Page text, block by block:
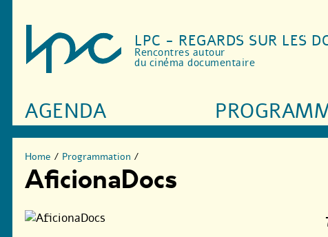
LPC - REGARDS SUR LES
Rencontres autour
du cinéma documentaire
AGENDA
Home / Programmation /
AficionaDocs